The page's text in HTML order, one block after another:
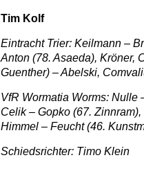
Tim Kolf
Eintracht Trier: Keilmann –
Anton (78. Asaeda), Kröner,
Guenther) – Abelski,
VfR Wormatia Worms: Nulle
Celik – Gopko (67.
Himmel – Feucht (46.
Schiedsrichter: Timo Klein